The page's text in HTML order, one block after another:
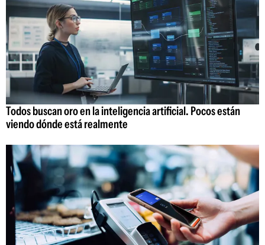
Todos buscan oro en la inteligencia artificial. Pocos están
viendo dónde está realmente